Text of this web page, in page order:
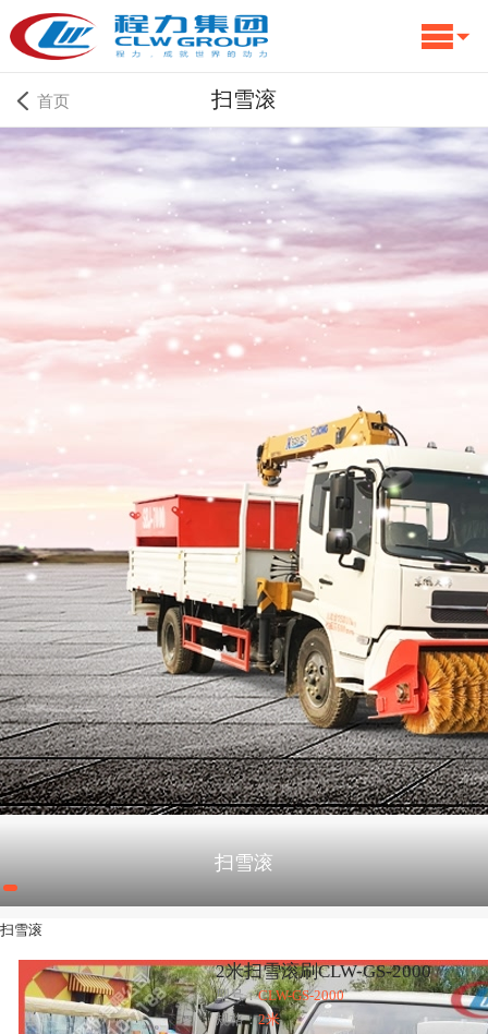
首页 扫雪滚
扫雪滚
扫雪滚
2米扫雪滚刷CLW-GS-2000
型号：CLW-GS-2000
规格：2米